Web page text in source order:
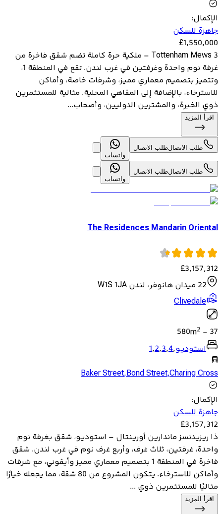
الإكمال:
جاهزة للسكن
£1,550,000
3 Tottenham Mews – ملكية حرة كاملة تضم شقق فاخرة من
غرفة نوم واحدة وغرفتين في غرب لندن. تقع في المنطقة 1،
وتتميز بتصميم معماري مميز، وشرفات خاصة، وأماكن
للاسترخاء، بالإضافة إلى المقاهي المحلية. مثالية للمستثمرين
ذوي الخبرة، والمشترين الدوليين، وأصحاب...
اقرأ المزيد
طلب الاتصالطلب الاتصال
واتساب
طلب الاتصالطلب الاتصال
واتساب
The Residences Mandarin Oriental
£3,157,312
22 ميدان هانوفر، لندن W1S 1JA
Clivedale
37
-
580m2
استوديو,
1,2,3,4
Baker Street,Bond Street,Charing Cross
الإكمال:
جاهزة للسكن
£3,157,312
ذا ريزيدنسز ماندارين أورينتال – استوديو، شقق بغرفة نوم
واحدة، غرفتين، ثلاث غرف، وأربع غرف نوم في غرب لندن. شقق
فاخرة في المنطقة 1 بتصميم معماري مميز وأيقوني، مع شرفات
وأماكن للاسترخاء. يتكون المشروع من 80 شقة، مما يجعله خيارًا
مثاليًا للمستثمرين ذوي ...
اقرأ المزيد